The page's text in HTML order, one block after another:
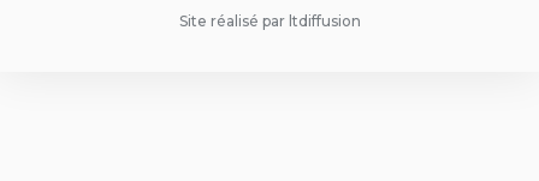
Site réalisé par ltdiffusion